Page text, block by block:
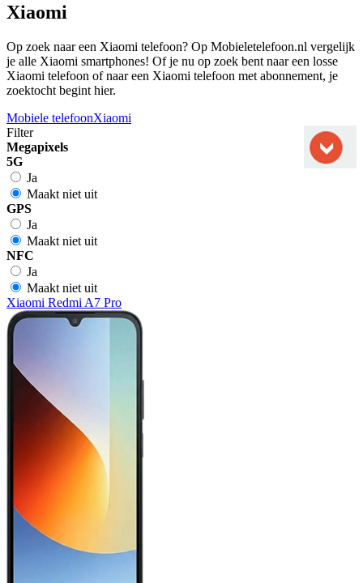
Xiaomi
Op zoek naar een Xiaomi telefoon? Op Mobieletelefoon.nl vergelijk
je alle Xiaomi smartphones! Of je nu op zoek bent naar een losse
Xiaomi telefoon of naar een Xiaomi telefoon met abonnement, je
zoektocht begint hier.
Mobiele telefoonXiaomi
Filter
Megapixels
5G
Ja
Maakt niet uit
GPS
Ja
Maakt niet uit
NFC
Ja
Maakt niet uit
Xiaomi Redmi A7 Pro